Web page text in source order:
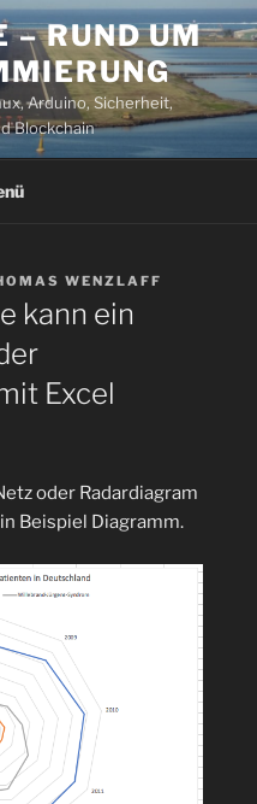
– RUND UM
Arduino, Sicherheit,
Blockchain
WENZLAFF
kann ein
Excel
oder Radardiagram
Beispiel Diagramm.